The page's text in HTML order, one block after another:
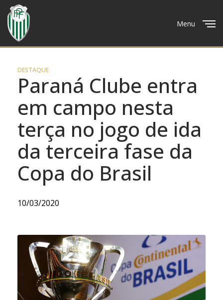
Menu
DESTAQUE
Paraná Clube entra
em campo nesta
terça no jogo de ida
da terceira fase da
Copa do Brasil
10/03/2020